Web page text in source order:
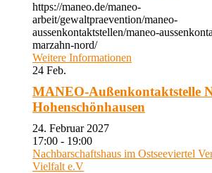
https://maneo.de/maneo-
arbeit/gewaltpraevention/maneo-
aussenkontaktstellen/maneo-
marzahn-nord/
Weitere Informationen
24 Feb.
MANEO-Außenkontaktstelle
Hohenschönhausen
24. Februar 2027
17:00 - 19:00
Nachbarschaftshaus im Ostseeviertel
Vielfalt e.V